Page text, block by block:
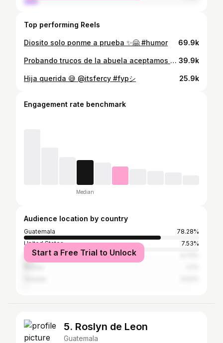
Top performing Reels
Diosito solo ponme a prueba ✨🤗 #humor 69.9k
Probando trucos de la abuela aceptamos recomendaciones. 🥹❤️‍🩹 (Nuestro gato se escapa y molesta a los vecinos😭) #gatos 39.9k
Hija querida 😅 @itsfercy #fypシ 25.9k
Engagement rate benchmark
Median
Audience location by country
Guatemala
78.28%
United States
7.53%
Mexico
Start a Free Trial to Unlock
5. Roslyn de Leon
Guatemala